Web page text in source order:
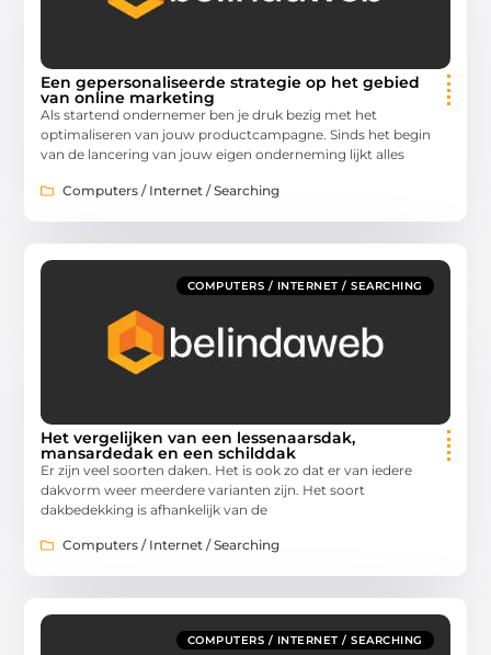
Een gepersonaliseerde strategie op het gebied
van online marketing
Als startend ondernemer ben je druk bezig met het
optimaliseren van jouw productcampagne. Sinds het begin
van de lancering van jouw eigen onderneming lijkt alles
Computers / Internet / Searching
COMPUTERS / INTERNET / SEARCHING
Het vergelijken van een lessenaarsdak,
mansardedak en een schilddak
Er zijn veel soorten daken. Het is ook zo dat er van iedere
dakvorm weer meerdere varianten zijn. Het soort
dakbedekking is afhankelijk van de
Computers / Internet / Searching
COMPUTERS / INTERNET / SEARCHING